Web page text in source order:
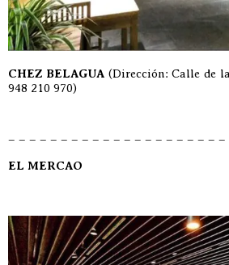
CHEZ BELAGUA (Dirección: Calle de
948 210 970)
– – – – – – – – – – – – – – – – – – – – –
EL MERCAO